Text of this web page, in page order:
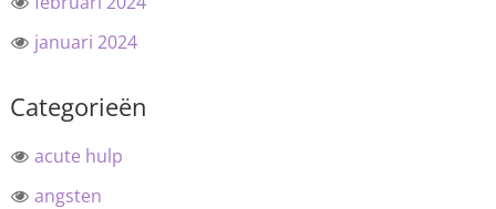
januari 2024
Categorieën
acute hulp
angsten